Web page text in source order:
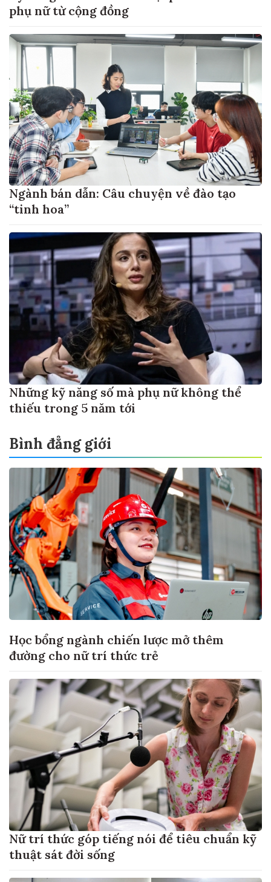
phụ nữ từ cộng đồng
Ngành bán dẫn: Câu chuyện về đào tạo
“tinh hoa”
Những kỹ năng số mà phụ nữ không thể
thiếu trong 5 năm tới
Bình đẳng giới
Học bổng ngành chiến lược mở thêm
đường cho nữ trí thức trẻ
Nữ trí thức góp tiếng nói để tiêu chuẩn kỹ
thuật sát đời sống